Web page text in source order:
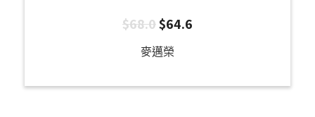
$68.0$64.6
麥邁榮